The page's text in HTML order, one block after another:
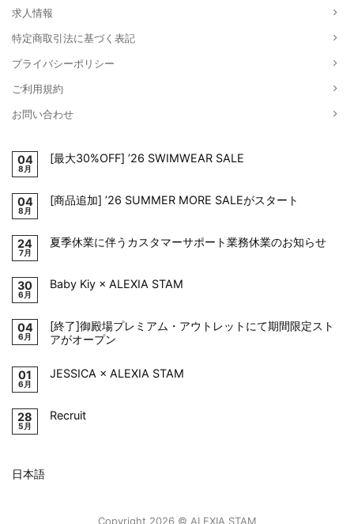
求人情報
特定商取引法に基づく表記
プライバシーポリシー
ご利用規約
お問い合わせ
04
8月
[最大30%OFF] ’26 SWIMWEAR SALE
04
8月
[商品追加] ’26 SUMMER MORE SALEがスタート
24
7月
夏季休業に伴うカスタマーサポート業務休業のお知らせ
30
6月
Baby Kiy × ALEXIA STAM
04
6月
[終了]御殿場プレミアム・アウトレットにて期間限定スト
アがオープン
01
6月
JESSICA × ALEXIA STAM
28
5月
Recruit
日本語
Copyright 2026 © ALEXIA STAM